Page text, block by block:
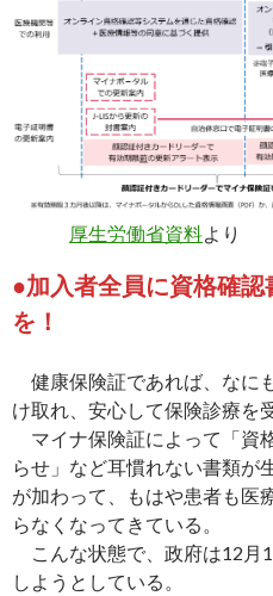
厚生労働省資料 より
●加入者全員に資格確認
を！
健康保険証であれば、なに
け取れ、安心して保険診療を
マイナ保険証によって「資
らせ」など耳慣れない書類が
が加わって、もはや患者も医
らなくなってきている。
こんな状態で、政府は12月
しようとしている。